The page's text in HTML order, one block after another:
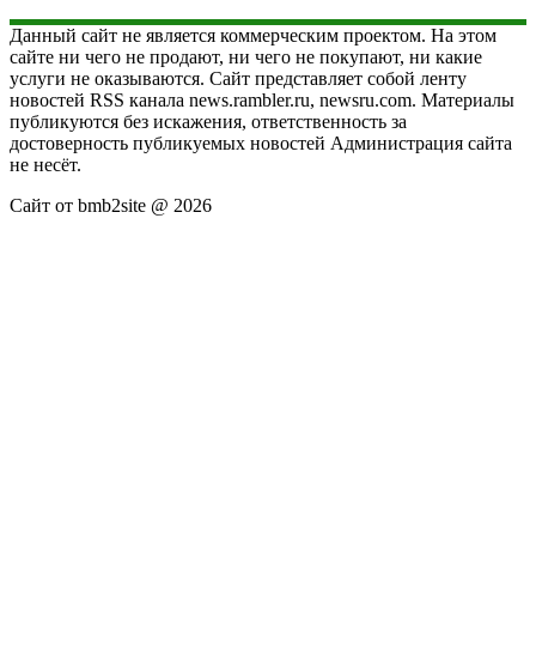
Данный сайт не является коммерческим проектом. На этом
сайте ни чего не продают, ни чего не покупают, ни какие
услуги не оказываются. Сайт представляет собой ленту
новостей RSS канала news.rambler.ru, newsru.com. Материалы
публикуются без искажения, ответственность за
достоверность публикуемых новостей Администрация сайта
не несёт.
Сайт от bmb2site @ 2026